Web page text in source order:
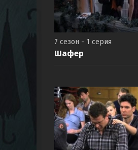
7 сезон - 1 серия
Шафер